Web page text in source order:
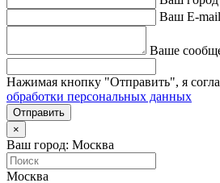
Ваш E-mail
Ваше
Нажимая кнопку "Отправить", я
обработки персональных данных
Отправить
×
Ваш город: Москва
Москва